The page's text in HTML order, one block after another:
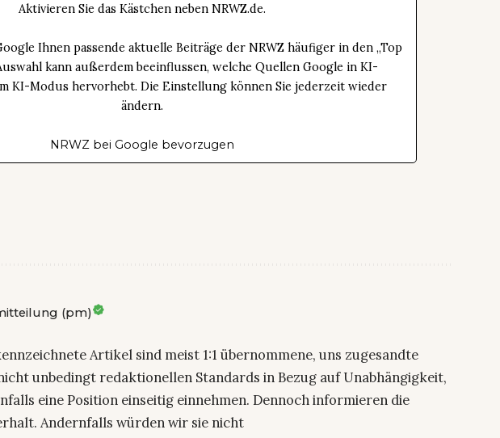
Aktivieren Sie das Kästchen neben NRWZ.de.
Ihnen passende aktuelle Beiträge der NRWZ häufiger in den „Top
kann außerdem beeinflussen, welche Quellen Google in KI-
KI-Modus hervorhebt. Die Einstellung können Sie jederzeit wieder
ändern.
NRWZ bei Google bevorzugen
(pm)
Artikel sind meist 1:1 übernommene, uns zugesandte
unbedingt redaktionellen Standards in Bezug auf Unabhängigkeit,
eine Position einseitig einnehmen. Dennoch informieren die
Andernfalls würden wir sie nicht